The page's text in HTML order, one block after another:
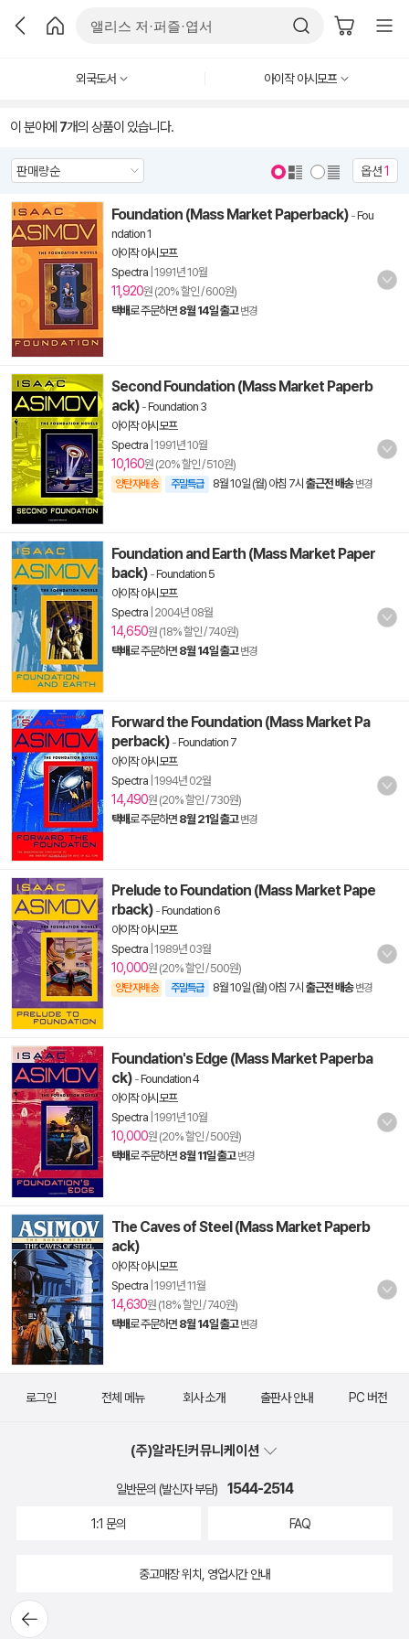
외국도서 아이작 아시모프
이 분야에 7개의 상품이 있습니다.
옵션1
Foundation (Mass Market Paperback) -Fou
ndation 1
아이작 아시모프
Spectra 1991년 10월
11,920원 (20% 할인 / 600원)
택배로 주문하면 8월 14일 출고 변경
Second Foundation (Mass Market Paperb
ack) -Foundation 3
아이작 아시모프
Spectra 1991년 10월
10,160원 (20% 할인 / 510원)
양탄자배송 주말특급 8월 10일 (월) 아침 7시 출근전 배송 변경
Foundation and Earth (Mass Market Paper
back) -Foundation 5
아이작 아시모프
Spectra 2004년 08월
14,650원 (18% 할인 / 740원)
택배로 주문하면 8월 14일 출고 변경
Forward the Foundation (Mass Market Pa
perback) -Foundation 7
아이작 아시모프
Spectra 1994년 02월
14,490원 (20% 할인 / 730원)
택배로 주문하면 8월 21일 출고 변경
Prelude to Foundation (Mass Market Pape
rback) -Foundation 6
아이작 아시모프
Spectra 1989년 03월
10,000원 (20% 할인 / 500원)
양탄자배송 주말특급 8월 10일 (월) 아침 7시 출근전 배송 변경
Foundation's Edge (Mass Market Paperba
ck) -Foundation 4
아이작 아시모프
Spectra 1991년 10월
10,000원 (20% 할인 / 500원)
택배로 주문하면 8월 11일 출고 변경
The Caves of Steel (Mass Market Paperb
ack)
아이작 아시모프
Spectra 1991년 11월
14,630원 (18% 할인 / 740원)
택배로 주문하면 8월 14일 출고 변경
뒤로가
기
로그인 전체 메뉴 회사 소개 출판사 안내 PC 버전
(주)알라딘커뮤니케이션
일반문의 (발신자 부담) 1544-2514
1:1 문의 FAQ
중고매장 위치, 영업시간 안내